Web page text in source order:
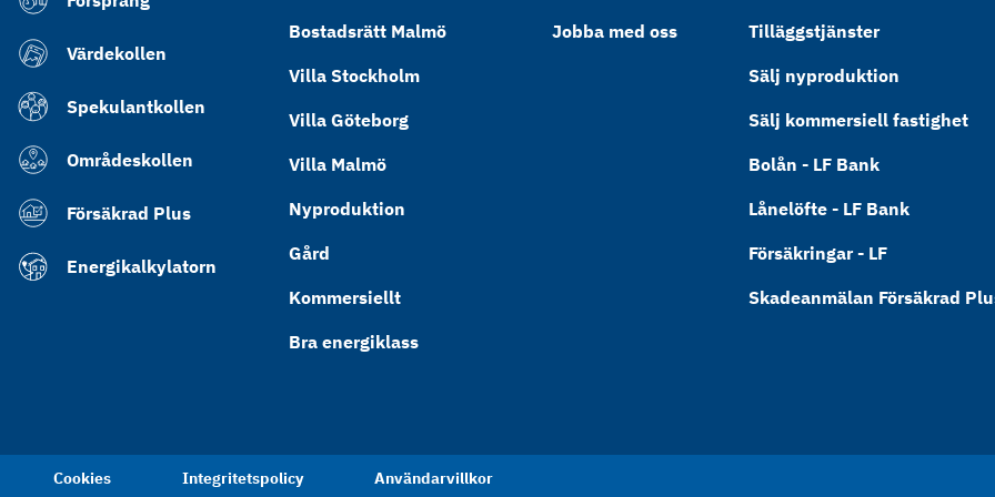
Värdekollen
Spekulantkollen
Områdeskollen
Försäkrad Plus
Energikalkylatorn
Bostadsrätt Malmö
Villa Stockholm
Villa Göteborg
Villa Malmö
Nyproduktion
Gård
Kommersiellt
Bra energiklass
Jobba med oss
Tilläggstjänster
Sälj nyproduktion
Sälj kommersiell fastighet
Bolån - LF Bank
Lånelöfte - LF Bank
Försäkringar - LF
Skadeanmälan Försäkrad
Cookies Integritetspolicy Användarvillkor